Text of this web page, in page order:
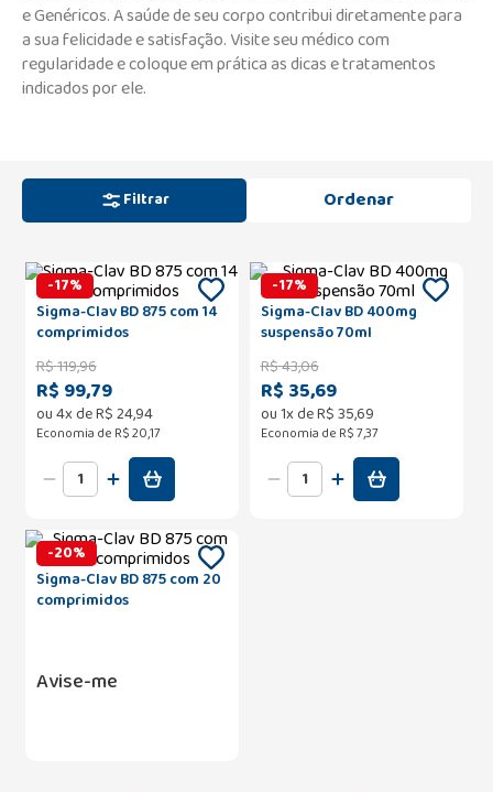
e Genéricos. A saúde de seu corpo contribui diretamente para
a sua felicidade e satisfação. Visite seu médico com
regularidade e coloque em prática as dicas e tratamentos
indicados por ele.
Filtrar
-17%
Sigma-Clav BD 875 com 14
comprimidos
R$119,96
R$ 99,79
ou4x deR$24,94
Economia de R$ 20,17
-17%
Sigma-Clav BD 400mg
suspensão 70ml
R$43,06
R$ 35,69
ou1x deR$35,69
Economia de R$ 7,37
-20%
Sigma-Clav BD 875 com 20
comprimidos
Avise-me